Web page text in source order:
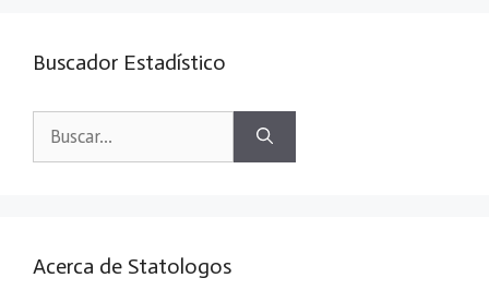
Buscador Estadístico
Acerca de Statologos